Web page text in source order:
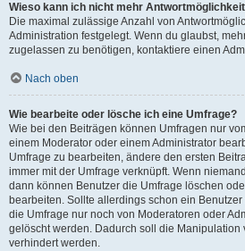
Wieso kann ich nicht mehr
Die maximal zulässige Anzahl von
Administration festgelegt. Wenn du glaubst,
zugelassen zu benötigen, kontaktiere einen
Nach oben
Wie bearbeite oder lösche ich eine Umfrage?
Wie bei den Beiträgen können Umfragen nur
einem Moderator oder einem Administrator
Umfrage zu bearbeiten, ändere den ersten
immer mit der Umfrage verknüpft. Wenn
dann können Benutzer die Umfrage löschen
bearbeiten. Sollte allerdings schon ein
die Umfrage nur noch von Moderatoren oder
gelöscht werden. Dadurch soll die Manipulation
verhindert werden.